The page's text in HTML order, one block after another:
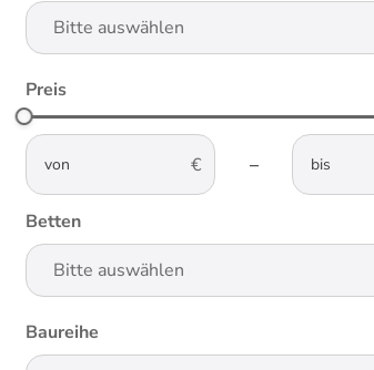
Preis
not-visible
–
not-visible
Betten
Baureihe